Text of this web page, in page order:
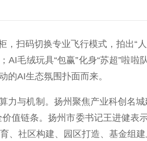
扫码切换专业飞行模式，拍出“
AI毛绒玩具“包赢”化身“苏超”
的AI生态氛围扑面而来。
与机制。扬州聚焦产业科创名
链条。扬州市委书记王进健表
、社区构建、园区打造、基金组